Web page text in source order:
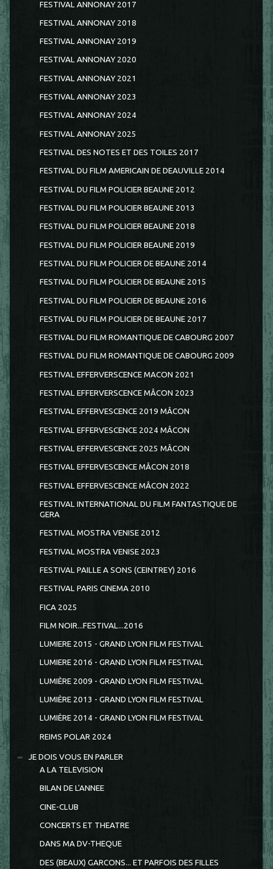
FESTIVAL ANNONAY 2017
FESTIVAL ANNONAY 2018
FESTIVAL ANNONAY 2019
FESTIVAL ANNONAY 2020
FESTIVAL ANNONAY 2021
FESTIVAL ANNONAY 2023
FESTIVAL ANNONAY 2024
FESTIVAL ANNONAY 2025
FESTIVAL DES NOTES ET DES TOILES 2017
FESTIVAL DU FILM AMERICAIN DE DEAUVILLE 2014
FESTIVAL DU FILM POLICIER BEAUNE 2012
FESTIVAL DU FILM POLICIER BEAUNE 2013
FESTIVAL DU FILM POLICIER BEAUNE 2018
FESTIVAL DU FILM POLICIER BEAUNE 2019
FESTIVAL DU FILM POLICIER DE BEAUNE 2014
FESTIVAL DU FILM POLICIER DE BEAUNE 2015
FESTIVAL DU FILM POLICIER DE BEAUNE 2016
FESTIVAL DU FILM POLICIER DE BEAUNE 2017
FESTIVAL DU FILM ROMANTIQUE DE CABOURG 2007
FESTIVAL DU FILM ROMANTIQUE DE CABOURG 2009
FESTIVAL EFFERVERSCENCE MACON 2021
FESTIVAL EFFERVERSCENCE MÂCON 2023
FESTIVAL EFFERVESCENCE 2019 MÂCON
FESTIVAL EFFERVESCENCE 2024 MÂCON
FESTIVAL EFFERVESCENCE 2025 MÂCON
FESTIVAL EFFERVESCENCE MÂCON 2018
FESTIVAL EFFERVESCENCE MÂCON 2022
FESTIVAL INTERNATIONAL DU FILM FANTASTIQUE DE
GERA
FESTIVAL MOSTRA VENISE 2012
FESTIVAL MOSTRA VENISE 2023
FESTIVAL PAILLE A SONS (CEINTREY) 2016
FESTIVAL PARIS CINEMA 2010
FICA 2025
FILM NOIR...FESTIVAL...2016
LUMIERE 2015 - GRAND LYON FILM FESTIVAL
LUMIERE 2016 - GRAND LYON FILM FESTIVAL
LUMIÈRE 2009 - GRAND LYON FILM FESTIVAL
LUMIÈRE 2013 - GRAND LYON FILM FESTIVAL
LUMIÈRE 2014 - GRAND LYON FILM FESTIVAL
REIMS POLAR 2024
JE DOIS VOUS EN PARLER
A LA TELEVISION
BILAN DE L'ANNEE
CINE-CLUB
CONCERTS ET THEATRE
DANS MA DV-THEQUE
DES (BEAUX) GARCONS... ET PARFOIS DES FILLES